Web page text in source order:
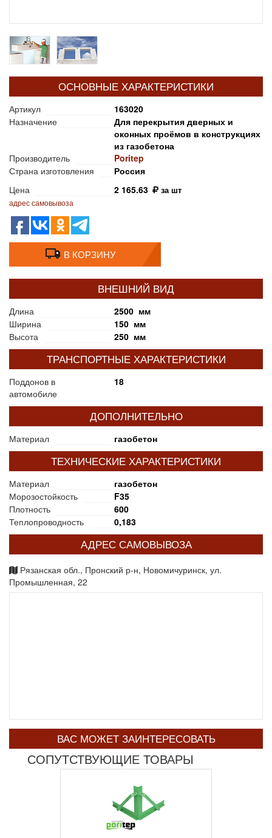
ОСНОВНЫЕ ХАРАКТЕРИСТИКИ
Артикул
163020
Назначение
Для перекрытия дверных и
оконных проёмов в конструкциях
из газобетона
Производитель
Poritep
Страна изготовления
Россия
Цена
2 165.63 за шт
адрес самовывоза
В КОРЗИНУ
ВНЕШНИЙ ВИД
Длина
2500 мм
Ширина
150 мм
Высота
250 мм
ТРАНСПОРТНЫЕ ХАРАКТЕРИСТИКИ
Поддонов в
автомобиле
18
ДОПОЛНИТЕЛЬНО
Материал газобетон
ТЕХНИЧЕСКИЕ ХАРАКТЕРИСТИКИ
Материал
газобетон
Морозостойкость
F35
Плотность
600
Теплопроводность
0,183
АДРЕС САМОВЫВОЗА
Рязанская обл., Пронский р-н, Новомичуринск, ул.
Промышленная, 22
ВАС МОЖЕТ ЗАИНТЕРЕСОВАТЬ
СОПУТСТВУЮЩИЕ ТОВАРЫ